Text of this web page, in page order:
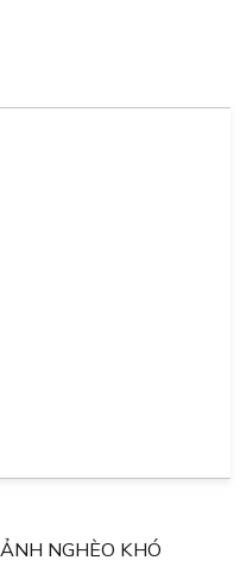
NGHÈO KHÓ